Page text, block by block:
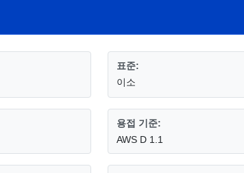
표준:
이소
용접 기준:
AWS D 1.1